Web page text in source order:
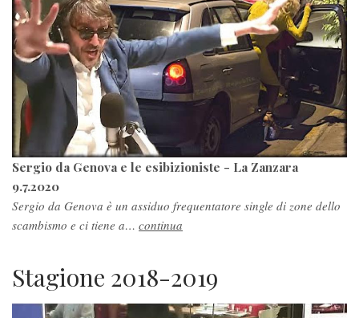
Sergio da Genova e le esibizioniste - La Zanzara
9.7.2020
Sergio da Genova è un assiduo frequentatore single di zone dello
scambismo e ci tiene a… continua
Stagione 2018-2019